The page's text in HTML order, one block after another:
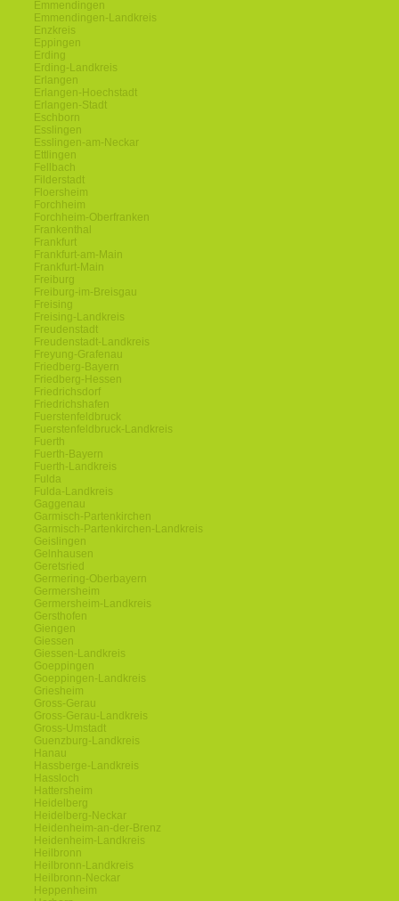
Emmendingen
Emmendingen-Landkreis
Enzkreis
Eppingen
Erding
Erding-Landkreis
Erlangen
Erlangen-Hoechstadt
Erlangen-Stadt
Eschborn
Esslingen
Esslingen-am-Neckar
Ettlingen
Fellbach
Filderstadt
Floersheim
Forchheim
Forchheim-Oberfranken
Frankenthal
Frankfurt
Frankfurt-am-Main
Frankfurt-Main
Freiburg
Freiburg-im-Breisgau
Freising
Freising-Landkreis
Freudenstadt
Freudenstadt-Landkreis
Freyung-Grafenau
Friedberg-Bayern
Friedberg-Hessen
Friedrichsdorf
Friedrichshafen
Fuerstenfeldbruck
Fuerstenfeldbruck-Landkreis
Fuerth
Fuerth-Bayern
Fuerth-Landkreis
Fulda
Fulda-Landkreis
Gaggenau
Garmisch-Partenkirchen
Garmisch-Partenkirchen-Landkreis
Geislingen
Gelnhausen
Geretsried
Germering-Oberbayern
Germersheim
Germersheim-Landkreis
Gersthofen
Giengen
Giessen
Giessen-Landkreis
Goeppingen
Goeppingen-Landkreis
Griesheim
Gross-Gerau
Gross-Gerau-Landkreis
Gross-Umstadt
Guenzburg-Landkreis
Hanau
Hassberge-Landkreis
Hassloch
Hattersheim
Heidelberg
Heidelberg-Neckar
Heidenheim-an-der-Brenz
Heidenheim-Landkreis
Heilbronn
Heilbronn-Landkreis
Heilbronn-Neckar
Heppenheim